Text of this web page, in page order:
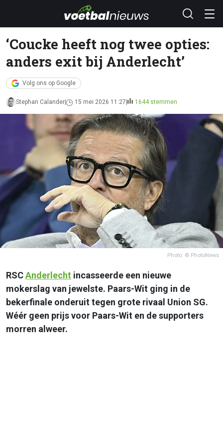
‘Coucke heeft nog twee opties:
anders exit bij Anderlecht’
Volg ons op Google
Stephan Calander 15 mei 2026 11:27 1644 stemmen
Photo: © PhotoNews
RSCAnderlecht incasseerde een nieuwe
mokerslag van jewelste. Paars-Wit ging in de
bekerfinale onderuit tegen grote rivaal Union SG.
Wéér geen prijs voor Paars-Wit en de supporters
morren alweer.